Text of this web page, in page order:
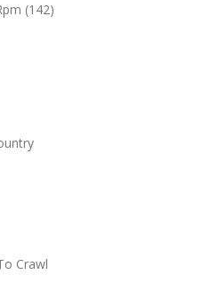
(142)
Crawl